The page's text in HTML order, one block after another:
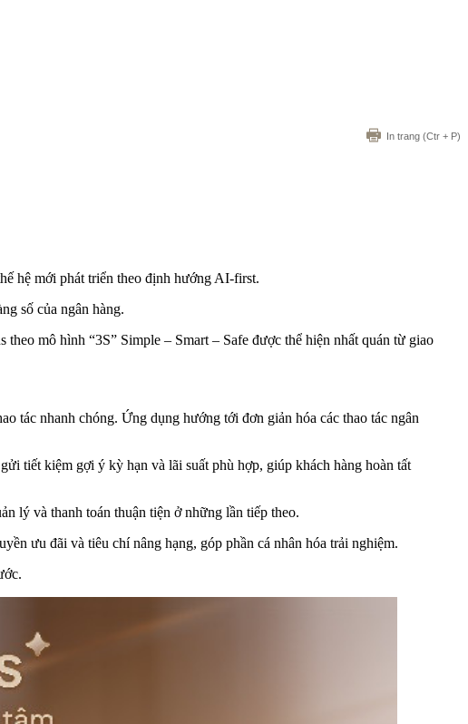
In trang (Ctr + P)
hệ mới phát triển theo định hướng AI-first.
số của ngân hàng.
mô hình “3S” Simple – Smart – Safe được thể hiện nhất quán từ giao
tác nhanh chóng. Ứng dụng hướng tới đơn giản hóa các thao tác ngân
tiết kiệm gợi ý kỳ hạn và lãi suất phù hợp, giúp khách hàng hoàn tất
lý và thanh toán thuận tiện ở những lần tiếp theo.
ưu đãi và tiêu chí nâng hạng, góp phần cá nhân hóa trải nghiệm.